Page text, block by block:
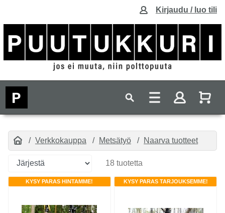
Kirjaudu / luo tili
Verkkokauppa Metsätyö Naarva tuotteet
18 tuotetta
KYSY PARAS HINTAMME! KYSY PARAS TARJOUKSEMME!